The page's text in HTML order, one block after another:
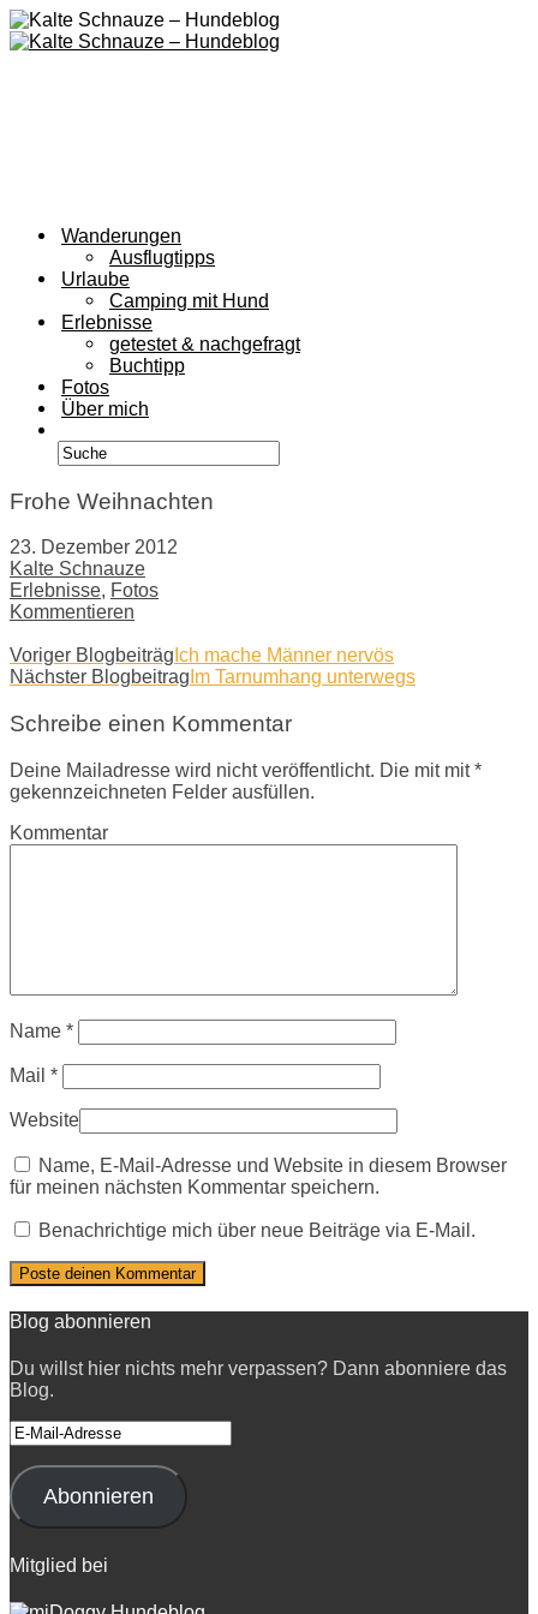
Wanderungen
Ausflugtipps
Urlaube
Camping mit Hund
Erlebnisse
getestet & nachgefragt
Buchtipp
Fotos
Über mich
Frohe Weihnachten
23. Dezember 2012
Kalte Schnauze
Erlebnisse, Fotos
Kommentieren
Voriger Blogbeiträg Ich mache Männer nervös
Nächster Blogbeitrag Im Tarnumhang unterwegs
Schreibe einen Kommentar
Deine Mailadresse wird nicht veröffentlicht. Die mit mit *
gekennzeichneten Felder ausfüllen.
Kommentar
Name *
Mail *
Website
Name, E-Mail-Adresse und Website in diesem Browser
für meinen nächsten Kommentar speichern.
Benachrichtige mich über neue Beiträge via E-Mail.
Blog abonnieren
Du willst hier nichts mehr verpassen? Dann abonniere das
Blog.
E-
Mail-
Adresse
Abonnieren
Mitglied bei